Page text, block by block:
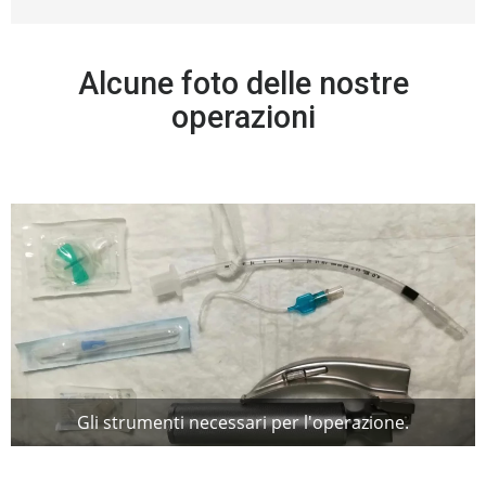
Alcune foto delle nostre
operazioni
Gli strumenti necessari per l'operazione.